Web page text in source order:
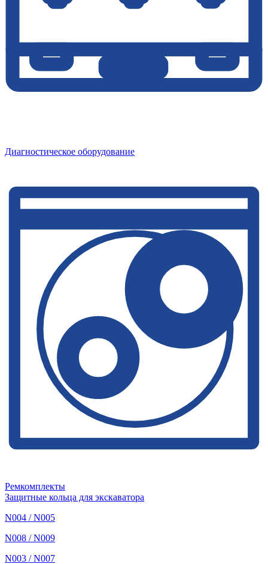
Диагностическое оборудование
Ремкомплекты
Защитные кольца для экскаватора
N004 / N005
N008 / N009
N003 / N007